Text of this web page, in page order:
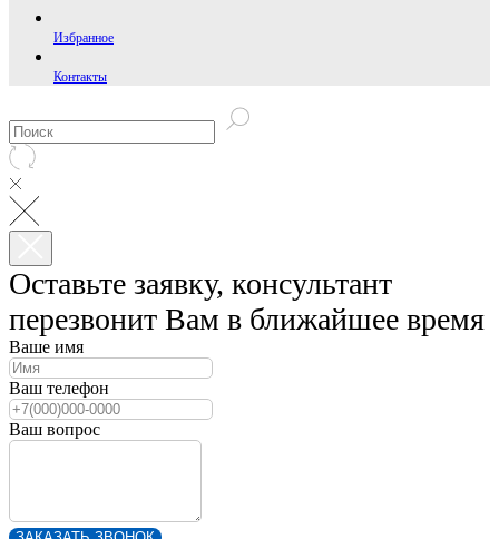
Избранное
Контакты
Оставьте заявку, консультант
перезвонит Вам в ближайшее время
Ваше имя
Ваш телефон
Ваш вопрос